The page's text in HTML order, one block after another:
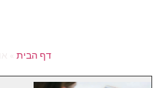
דף הבית